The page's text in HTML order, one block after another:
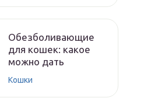
Обезболивающие
для кошек: какое
можно дать
Кошки